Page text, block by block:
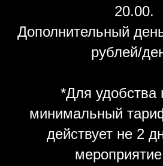
20.00.
Дополнительный
рублей/
*Для удобства
минимальный
действует не 2